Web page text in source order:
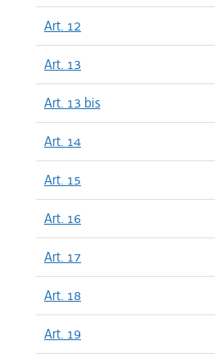
Art. 12
Art. 13
Art. 13 bis
Art. 14
Art. 15
Art. 16
Art. 17
Art. 18
Art. 19